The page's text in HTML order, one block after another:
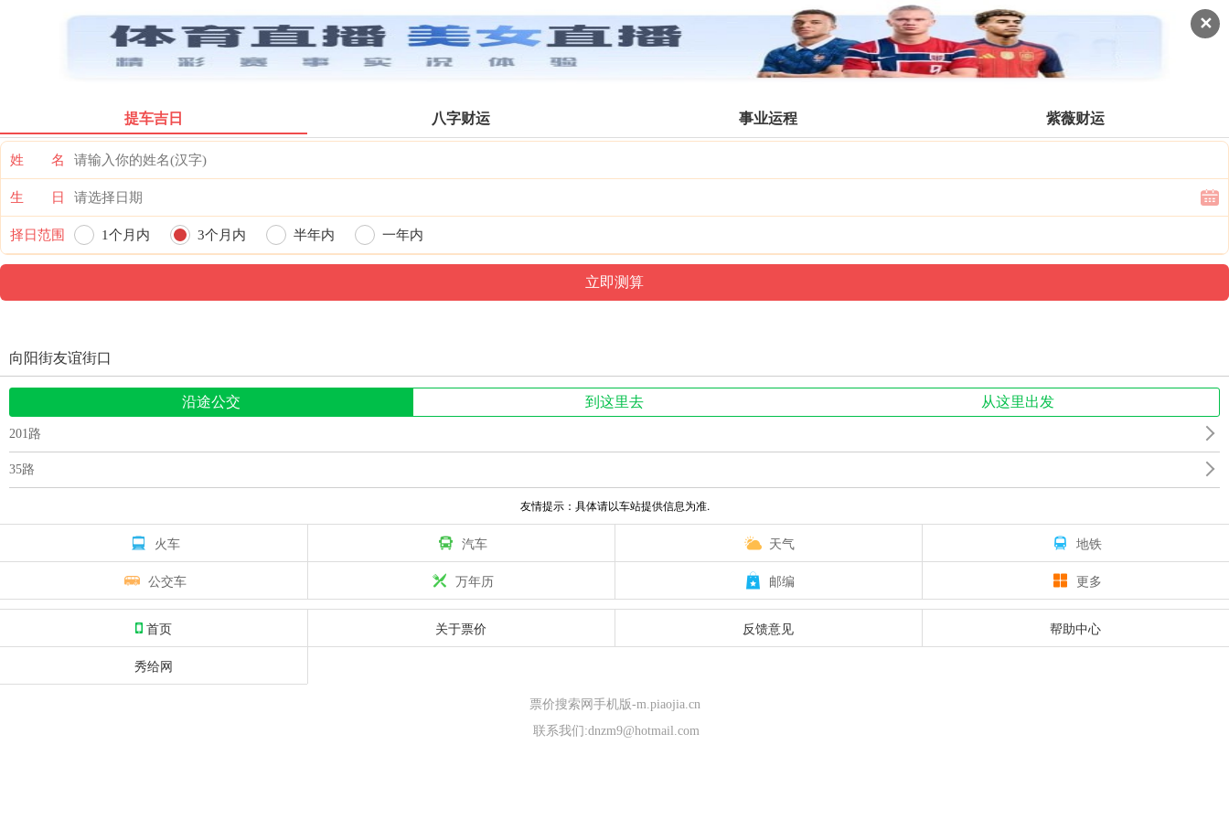
✕
大同公交
提车吉日 八字财运 事业运程 紫薇财运
姓 名
生 日
择日范围 1个月内 3个月内 半年内 一年内
向阳街友谊街口
沿途公交 到这里去 从这里出发
201路
35路
友情提示：具体请以车站提供信息为准.
火车 汽车 天气 地铁
公交车 万年历 邮编 更多
首页 关于票价 反馈意见 帮助中心
秀给网
票价搜索网手机版-m.piaojia.cn
联系我们:dnzm9@hotmail.com